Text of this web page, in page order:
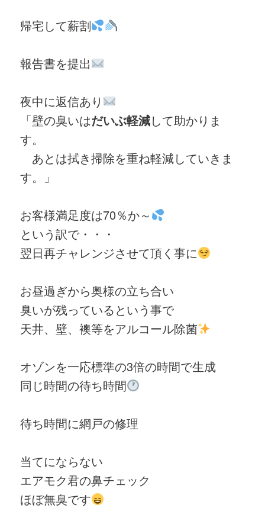
帰宅して薪割
報告書を提出
夜中に返信あり
「壁の臭いはだいぶ軽減して助かりま
す。
あとは拭き掃除を重ね軽減していきま
す。」
お客様満足度は70％か～
という訳で・・・
翌日再チャレンジさせて頂く事に
お昼過ぎから奥様の立ち合い
臭いが残っているという事で
天井、壁、襖等をアルコール除菌
オゾンを一応標準の3倍の時間で生成
同じ時間の待ち時間
待ち時間に網戸の修理
当てにならない
エアモク君の鼻チェック
ほぼ無臭です